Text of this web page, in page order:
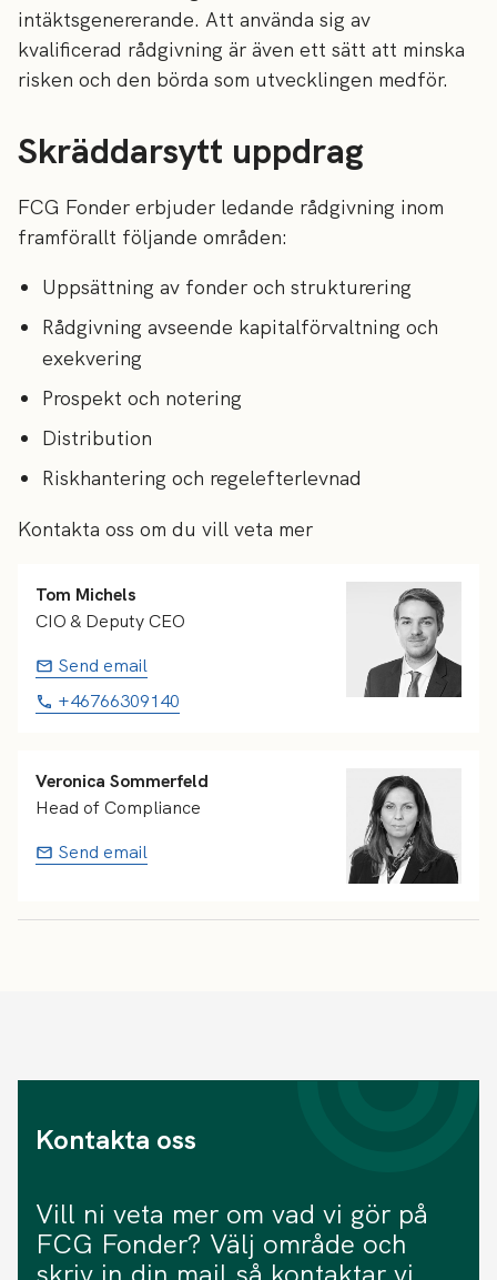
intäktsgenererande. Att använda sig av
kvalificerad rådgivning är även ett sätt att minska
risken och den börda som utvecklingen medför.
Skräddarsytt uppdrag
FCG Fonder erbjuder ledande rådgivning inom
framförallt följande områden:
Uppsättning av fonder och strukturering
Rådgivning avseende kapitalförvaltning och
exekvering
Prospekt och notering
Distribution
Riskhantering och regelefterlevnad
Kontakta oss om du vill veta mer
Tom Michels
CIO & Deputy CEO
Send email
+46766309140
Veronica Sommerfeld
Head of Compliance
Send email
Kontakta oss
Vill ni veta mer om vad vi gör på
FCG Fonder? Välj område och